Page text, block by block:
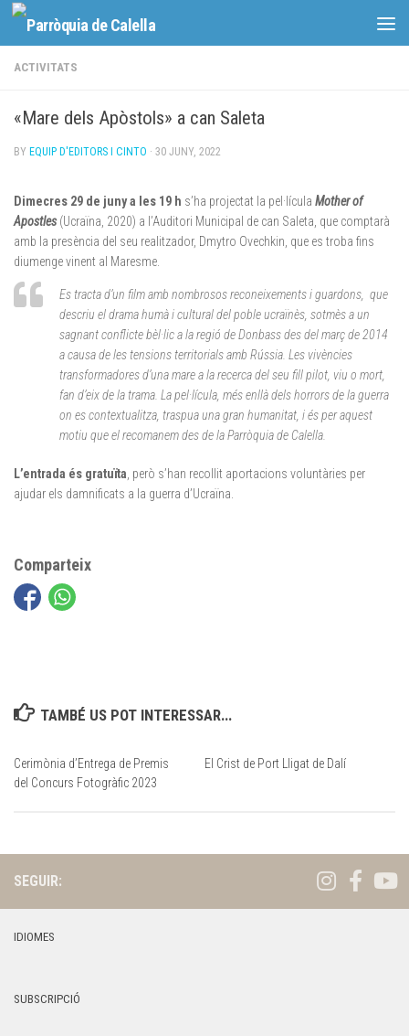
Skip to content
ACTIVITATS
«Mare dels Apòstols» a can Saleta
BY EQUIP D'EDITORS I CINTO · 30 JUNY, 2022
Dimecres 29 de juny a les 19 h s’ha projectat la pel·lícula Mother of
Apostles(Ucraïna, 2020) a l’Auditori Municipal de can Saleta, que comptarà
amb la presència del seu realitzador, Dmytro Ovechkin, que es troba fins
diumenge vinent al Maresme.
Es tracta d’un film amb nombrosos reconeixements i guardons, que
descriu el drama humà i cultural del poble ucraïnès, sotmès a un
sagnant conflicte bèl·lic a la regió de Donbass des del març de 2014
a causa de les tensions territorials amb Rússia. Les vivències
transformadores d’una mare a la recerca del seu fill pilot, viu o mort,
fan d’eix de la trama. La pel·lícula, més enllà dels horrors de la guerra
on es contextualitza, traspua una gran humanitat, i és per aquest
motiu que el recomanem des de la Parròquia de Calella.
L’entrada és gratuïta, però s’han recollit aportacions voluntàries per
ajudar els damnificats a la guerra d’Ucraïna.
Comparteix
TAMBÉ US POT INTERESSAR...
Cerimònia d’Entrega de Premis
del Concurs Fotogràfic 2023
El Crist de Port Lligat de Dalí
SEGUIR:
IDIOMES
SUBSCRIPCIÓ